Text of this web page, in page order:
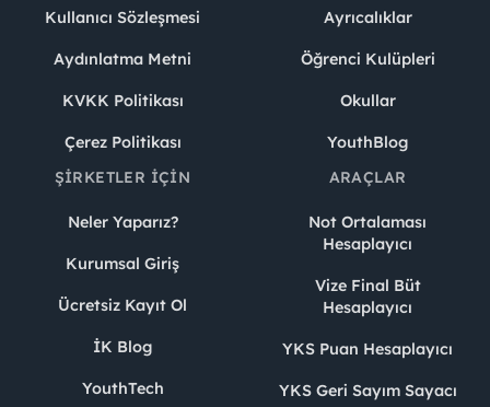
Kullanıcı Sözleşmesi
Aydınlatma Metni
KVKK Politikası
Çerez Politikası
Ayrıcalıklar
Öğrenci Kulüpleri
Okullar
YouthBlog
ŞIRKETLER İÇIN
Neler Yaparız?
Kurumsal Giriş
Ücretsiz Kayıt Ol
İK Blog
YouthTech
ARAÇLAR
Not Ortalaması
Hesaplayıcı
Vize Final Büt
Hesaplayıcı
YKS Puan Hesaplayıcı
YKS Geri Sayım Sayacı